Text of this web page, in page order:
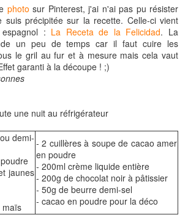
photo sur Pinterest, j'ai n'ai pas pu résister
suis précipitée sur la recette. Celle-ci vient
: La Receta de la Felicidad. La
un peu de temps car il faut cuire les
le gril au fur et à mesure mais cela vaut
garanti à la découpe ! ;)
une nuit au réfrigérateur
demi-
jaunes
maïs
- 2 cuillères à soupe de cacao amer
en poudre
- 200ml crème liquide entière
- 200g de chocolat noir à pâtissier
- 50g de beurre demi-sel
- cacao en poudre pour la déco